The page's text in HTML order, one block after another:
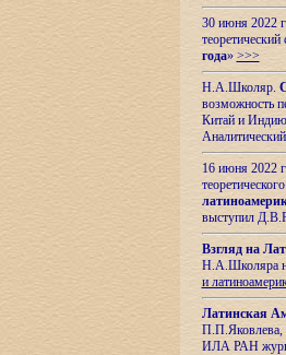
30 июня 2022
года» >>>
Н.А.Школяр.
возможность
Китай и
16 июня 2022
выступил
Взгляд на
Н.А.Школяра
и
Латинская
П.П.Яковлева,
ИЛА РАН